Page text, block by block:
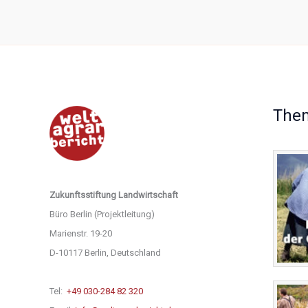
Zukunftsstiftung Landwirtschaft
Büro Berlin (Projektleitung)
Marienstr. 19-20
D-10117 Berlin, Deutschland
Tel: +49 030-284 82 320